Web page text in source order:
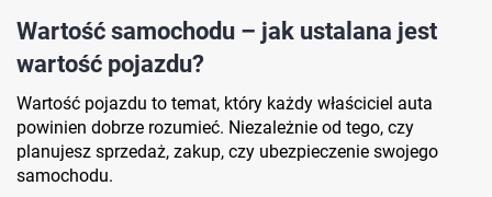
Wartość samochodu – jak ustalana jest
wartość pojazdu?
Wartość pojazdu to temat, który każdy właściciel auta
powinien dobrze rozumieć. Niezależnie od tego, czy
planujesz sprzedaż, zakup, czy ubezpieczenie swojego
samochodu.